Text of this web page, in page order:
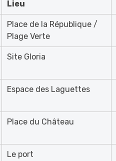
Lieu
Place de la République /
Plage Verte
Site Gloria
Espace des Laguettes
Place du Château
Le port